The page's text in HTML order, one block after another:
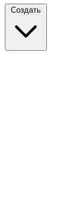
Создать